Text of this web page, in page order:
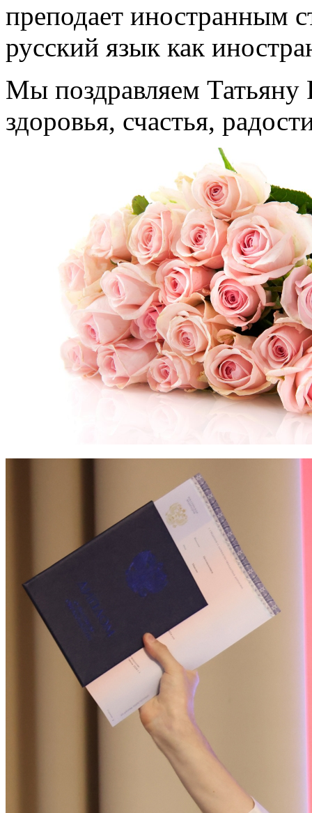
преподает иностранным
русский язык как
Мы поздравляем
здоровья, счастья,